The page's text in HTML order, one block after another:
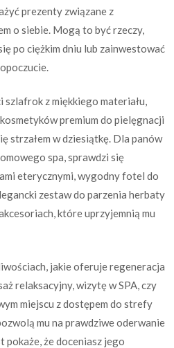
prezenty związane z
o siebie. Mogą to być rzeczy,
po ciężkim dniu lub zainwestować
szlafrok z miękkiego materiału,
premium do pielęgnacji
strzałem w dziesiątkę. Dla panów
spa, sprawdzi się
eterycznymi, wygodny fotel do
zestaw do parzenia herbaty
które uprzyjemnią mu
jakie oferuje regeneracja
relaksacyjny, wizytę w SPA, czy
miejscu z dostępem do strefy
mu na prawdziwe oderwanie
pokaże, że doceniasz jego